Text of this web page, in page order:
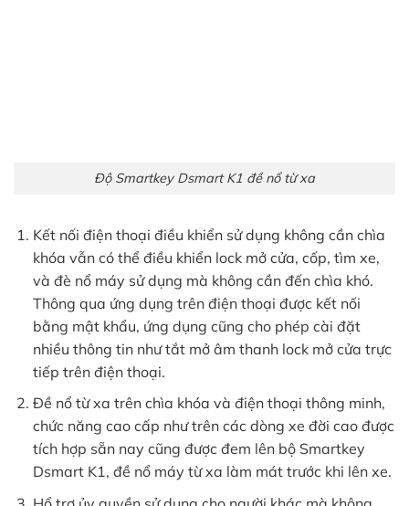
Độ Smartkey Dsmart K1 đề nổ từ xa
Kết nối điện thoại điều khiển sử dụng không cần chìa
khóa vẫn có thể điều khiển lock mở cửa, cốp, tìm xe,
và đè nổ máy sử dụng mà không cần đến chìa khó.
Thông qua ứng dụng trên điện thoại được kết nối
bằng mật khẩu, ứng dụng cũng cho phép cài đặt
nhiều thông tin như tắt mở âm thanh lock mở cửa trực
tiếp trên điện thoại.
Đề nổ từ xa trên chìa khóa và điện thoại thông minh,
chức năng cao cấp như trên các dòng xe đời cao được
tích hợp sẵn nay cũng được đem lên bộ Smartkey
Dsmart K1, đề nổ máy từ xa làm mát trước khi lên xe.